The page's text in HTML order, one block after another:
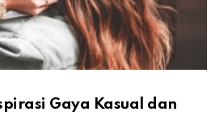
Gaya Kasual dan